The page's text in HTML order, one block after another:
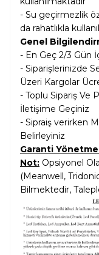
- Su geçirmezlik
da rahatlıkla
Genel
- En Geç 2/3 Gün
- Siparişlerinizde
Üzeri Kargolar
- Toplu Sipariş Ve
İletişime Geçiniz
- Sipraiş verirken
Belirleyiniz
Garanti
Not: Opsiyonel
(Meanwell,
Bilmektedir,